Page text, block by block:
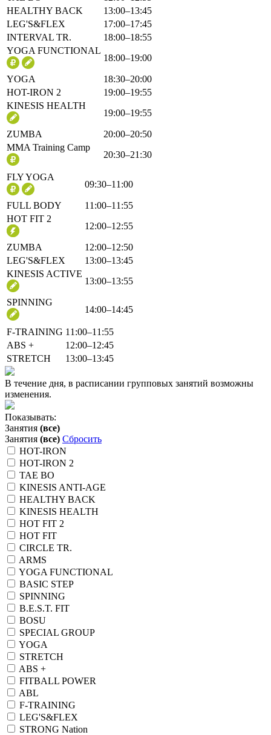
HEALTHY BACK
13:00–13:45
LEG'S&FLEX
17:00–17:45
INTERVAL TR.
18:00–18:55
YOGA FUNCTIONAL
18:00–19:00
YOGA
18:30–20:00
HOT-IRON 2
19:00–19:55
KINESIS HEALTH
19:00–19:55
ZUMBA
20:00–20:50
MMA Training Camp
20:30–21:30
FLY YOGA
09:30–11:00
FULL BODY
11:00–11:55
HOT FIT 2
12:00–12:55
ZUMBA
12:00–12:50
LEG'S&FLEX
13:00–13:45
KINESIS ACTIVE
13:00–13:55
SPINNING
14:00–14:45
F-TRAINING 11:00–11:55
ABS +
12:00–12:45
STRETCH
13:00–13:45
В течение дня, в расписании групповых занятий возможны
изменения.
Показывать:
Занятия (все)
Занятия (все) Сбросить
HOT-IRON
HOT-IRON 2
TAE BO
KINESIS ANTI-AGE
HEALTHY BACK
KINESIS HEALTH
HOT FIT 2
HOT FIT
CIRCLE TR.
ARMS
YOGA FUNCTIONAL
BASIC STEP
SPINNING
B.E.S.T. FIT
BOSU
SPECIAL GROUP
YOGA
STRETCH
ABS +
FITBALL POWER
ABL
F-TRAINING
LEG'S&FLEX
STRONG Nation